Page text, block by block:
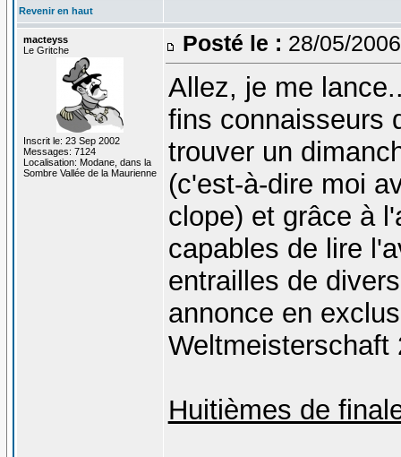
Revenir en haut
macteyss
Le Gritche
Inscrit le: 23 Sep 2002
Messages: 7124
Localisation: Modane, dans la
Sombre Vallée de la Maurienne
Posté le : 28/05/
Allez, je me
fins connaisseurs
trouver un
(c'est-à-dire moi
clope) et grâce à
capables de lire
entrailles de
annonce en
Weltmeisterschaft
Huitièmes de